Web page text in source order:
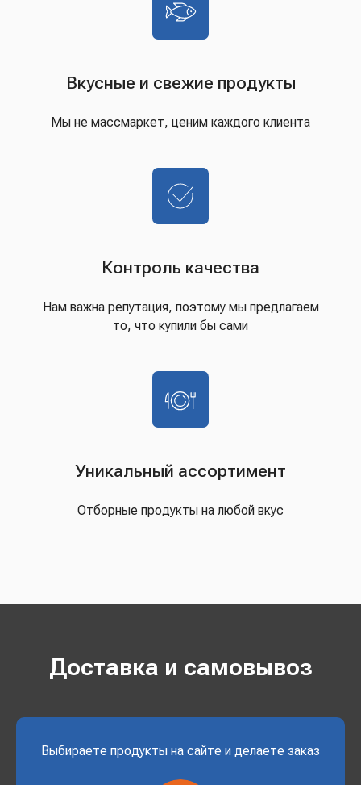
Вкусные и свежие продукты
Мы не массмаркет, ценим каждого клиента
Контроль качества
Нам важна репутация, поэтому мы предлагаем
то, что купили бы сами
Уникальный ассортимент
Отборные продукты на любой вкус
Доставка и самовывоз
Выбираете продукты на сайте и делаете заказ